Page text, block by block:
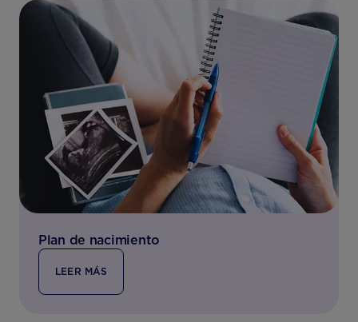
Plan de nacimiento
LEER MÁS